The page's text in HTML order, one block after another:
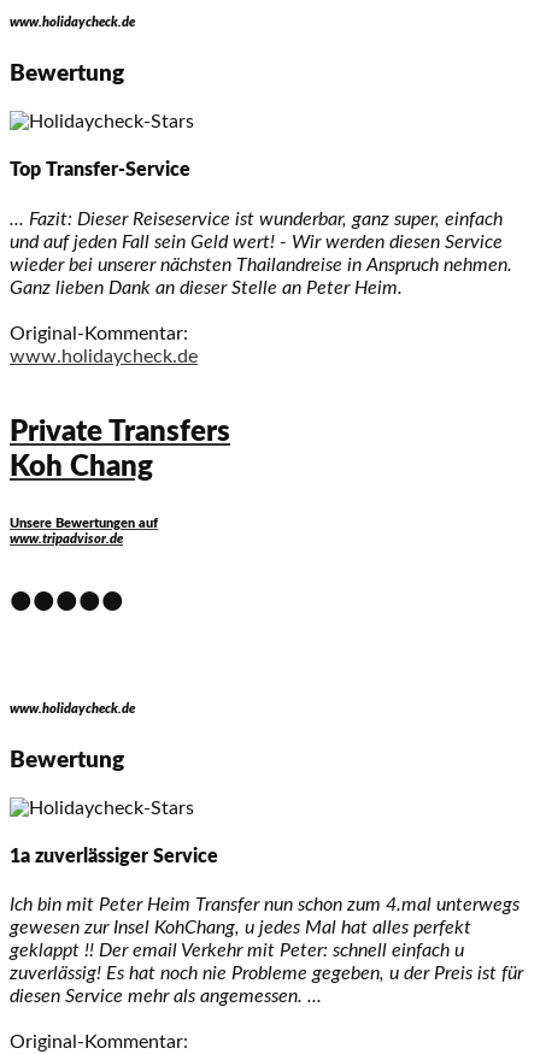
www.holidaycheck.de
Bewertung
Top Transfer-Service
... Fazit: Dieser Reiseservice ist wunderbar, ganz super, einfach
und auf jeden Fall sein Geld wert! - Wir werden diesen Service
wieder bei unserer nächsten Thailandreise in Anspruch nehmen.
Ganz lieben Dank an dieser Stelle an Peter Heim.
Original-Kommentar:
www.holidaycheck.de
Private Transfers
Koh Chang
Unsere Bewertungen auf
www.tripadvisor.de
•••••
www.holidaycheck.de
Bewertung
1a zuverlässiger Service
Ich bin mit Peter Heim Transfer nun schon zum 4.mal unterwegs
gewesen zur Insel KohChang, u jedes Mal hat alles perfekt
geklappt !! Der email Verkehr mit Peter: schnell einfach u
zuverlässig! Es hat noch nie Probleme gegeben, u der Preis ist für
diesen Service mehr als angemessen. ...
Original-Kommentar: